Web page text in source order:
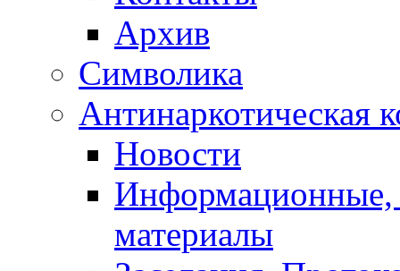
Архив
Символика
Антинаркотическая
Новости
Информационные,
материалы